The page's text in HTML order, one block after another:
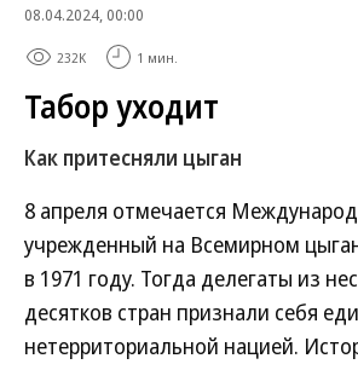
08.04.2024, 00:00
232K 1 мин.
Табор уходит
Как притесняли цыган
8 апреля отмечается
учрежденный на Всемирном
в 1971 году. Тогда делегаты из
десятков стран признали себя
нетерриториальной нацией.